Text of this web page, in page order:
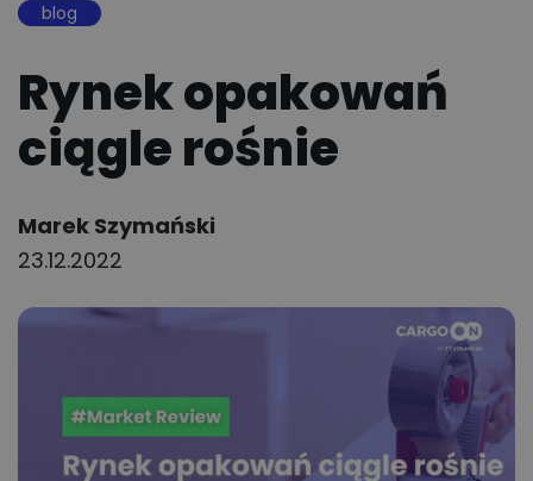
blog
Rynek opakowań
ciągle rośnie
Author:
Marek Szymański
23.12.2022